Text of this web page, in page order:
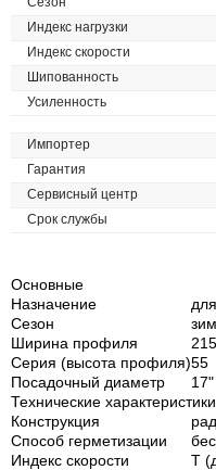
Индекс нагрузки
Индекс скорости
Шипованность
Усиленность
Импортер
Гарантия
Сервисный центр
Срок службы
Основные
Назначение
Сезон
Ширина профиля
Серия (высота профиля)55
Посадочный диаметр
17"
Технические характеристики
Конструкция
Способ герметизации
Индекс скорости
T